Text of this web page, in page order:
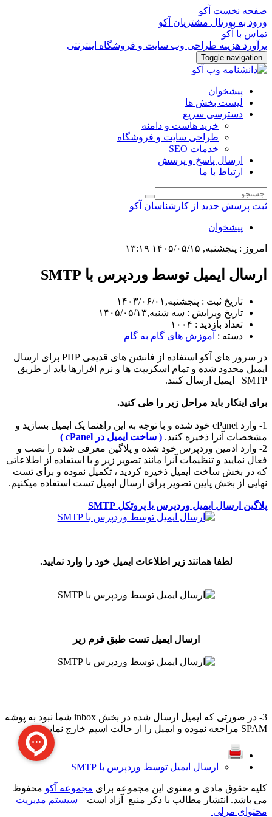
صفحه نخست آکو
ورود به پورتال مشتریان آکو
تماس با آکو
برآورد هزینه طراحی وب سایت و فروشگاه اینترنتی
Toggle navigation
پیشخوان
لیست بخش ها
دسترسی سریع
خرید هاست و دامنه
طراحی سایت و فروشگاه
خدمات SEO
ارسال پاسخ و پرسش
ارتباط با ما
ثبت پرسش جدید از کارشناسان آکو
پیشخوان
امروز : پنجشنبه, ۱۴۰۵/۰۵/۱۵ ۱۳:۱۹
ارسال ایمیل توسط وردپرس با SMTP
تاریخ ثبت : پنجشنبه,۱۴۰۳/۰۶/۰۱
تاریخ ویرایش : سه شنبه,۱۴۰۵/۰۵/۱۳
تعداد بازدید : ۱۰۰۴
دسته : آموزش های گام به گام
در سرور های آکو استفاده از فانشن های قدیمی PHP برای ارسال
ایمیل محدود شده و تمام اسکریپت ها و نرم افزارها باید از طریق
SMTP ایمیل ارسال کنند.
برای اینکار باید مراحل زیر را طی کنید.
1- وارد cPanel خود شده و با توجه به این راهنما یک ایمیل بسازید و
مشخصات آنرا ذخیره کنید. ( ساخت ایمیل در cPanel )
2- وارد ادمین وردپرس خود شده و پلاگین معرفی شده را نصب و
فعال نمایید و تنظیمات آنرا مانند تصویر زیر و با استفاده از اطلاعاتی
که در بخش ساخت ایمیل ذخیره کردید ، تکمیل نموده و برای تست
نهایی از بخش پایین تصویر برای ارسال ایمیل تست استفاده میکنیم.
پلاگین ارسال ایمیل وردپرس با پروتکل SMTP
لطفا همانند زیر اطلاعات ایمیل خود را وارد نمایید.
ارسال ایمیل تست طبق فرم زیر
3- در صورتی که ایمیل ارسال شده در بخش inbox شما نبود به پوشه
SPAM مراجعه نموده و ایمیل را از حالت اسپم خارج نمایید.
ارسال ایمیل توسط وردپرس با SMTP
کلیه حقوق مادی و معنوی این مجموعه برای مجموعه آکو محفوظ
می باشد. انتشار مطالب با ذکر منبع آزاد است | سیستم مدیریت
محتوای مرلی